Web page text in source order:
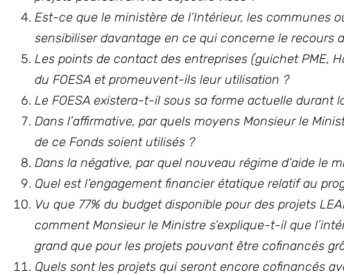
Est-ce que le ministère de l’Intérieur, les communes
sensibiliser davantage en ce qui concerne le recours
Les points de contact des entreprises (guichet PME,
du FOESA et promeuvent-ils leur utilisation ?
Le FOESA existera-t-il sous sa forme actuelle durant
Dans l’affirmative, par quels moyens Monsieur le
de ce Fonds soient utilisés ?
Dans la négative, par quel nouveau régime d’aide le
Quel est l’engagement financier étatique relatif au
Vu que 77% du budget disponible pour des projets
comment Monsieur le Ministre s’explique-t-il que
grand que pour les projets pouvant être cofinancés
Quels sont les projets qui seront encore cofinancés